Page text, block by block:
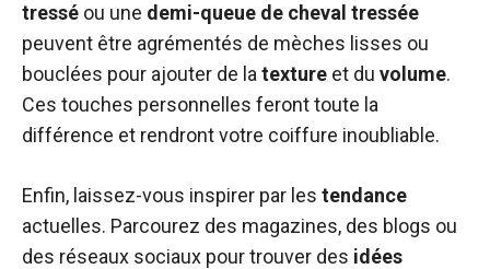
tressé ou une demi-queue de cheval tressée
peuvent être agrémentés de mèches lisses ou
bouclées pour ajouter de la texture et du volume.
Ces touches personnelles feront toute la
différence et rendront votre coiffure inoubliable.
Enfin, laissez-vous inspirer par les tendance
actuelles. Parcourez des magazines, des blogs ou
des réseaux sociaux pour trouver des idées